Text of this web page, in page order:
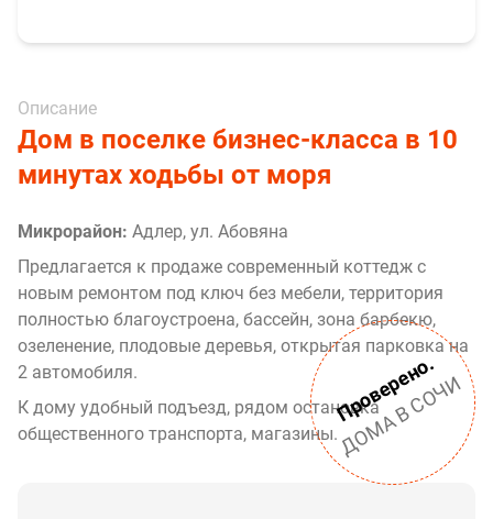
Описание
Дом в поселке бизнес-класса в 10
минутах ходьбы от моря
Микрорайон: Адлер, ул. Абовяна
Предлагается к продаже современный коттедж с
новым ремонтом под ключ без мебели, территория
полностью благоустроена, бассейн, зона барбекю,
озеленение, плодовые деревья, открытая парковка на
2 автомобиля.
К дому удобный подъезд, рядом остановка
общественного транспорта, магазины.
Проверено.
ДОМА В СОЧИ